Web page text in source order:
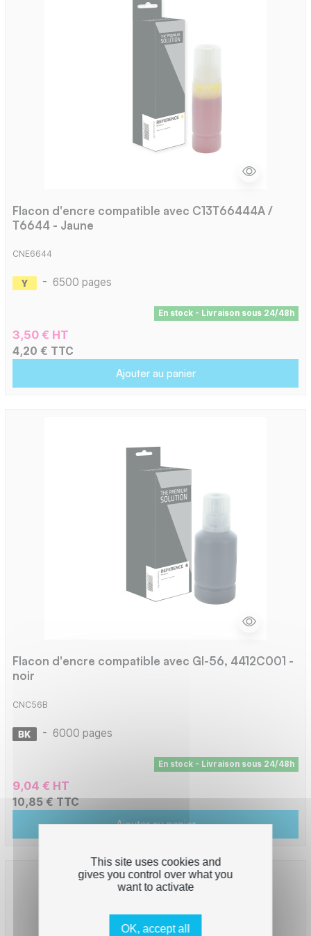
Flacon d'encre compatible avec C13T66444A /
T6644 - Jaune
CNE6644
- 6500 pages
En stock - Livraison sous 24/48h
3,50 € HT
4,20 € TTC
Ajouter au panier
Flacon d'encre compatible avec GI-56, 4412C001 -
noir
CNC56B
- 6000 pages
En stock - Livraison sous 24/48h
9,04 € HT
10,85 € TTC
Ajouter au panier
This site uses cookies and
gives you control over what you
want to activate
OK, accept all